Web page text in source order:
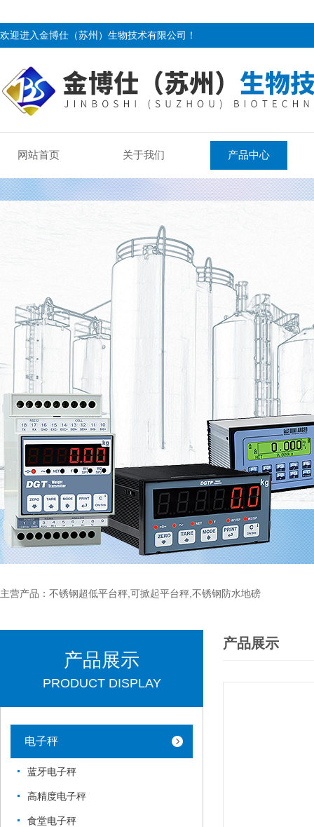
欢迎进入金博仕（苏州）生物技术有限公司！
网站首页 关于我们 产品中心
主营产品：不锈钢超低平台秤,可掀起平台秤,不锈钢防水地磅
产品展示
PRODUCT DISPLAY
电子秤
蓝牙电子秤
高精度电子秤
食堂电子秤
产品展示